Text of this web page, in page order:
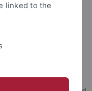
mit dem
linked to the